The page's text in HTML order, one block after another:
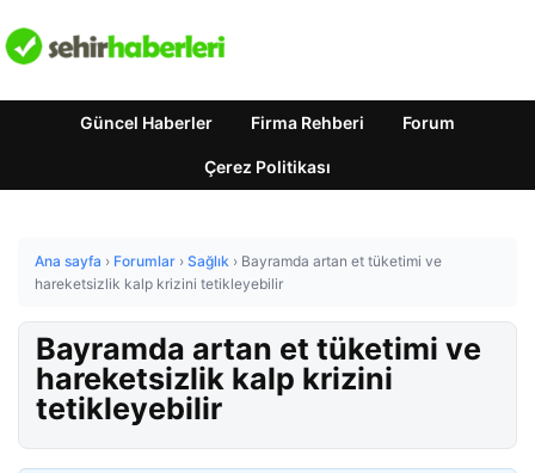
Güncel Haberler Firma Rehberi Forum
Çerez Politikası
Ana sayfa › Forumlar › Sağlık › Bayramda artan et tüketimi ve
hareketsizlik kalp krizini tetikleyebilir
Bayramda artan et tüketimi ve
hareketsizlik kalp krizini
tetikleyebilir